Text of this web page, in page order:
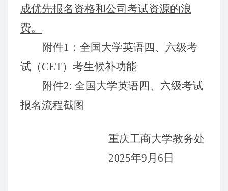
成优先报名资格和公司 考试资源的浪
费。
附件1 ： 全国大学英语四、六级考
试（CET）考生候补功能
附件2: 全国大学英语四、六级考试
报名流程截图
重庆工商大学教务处
2025年9月 6 日